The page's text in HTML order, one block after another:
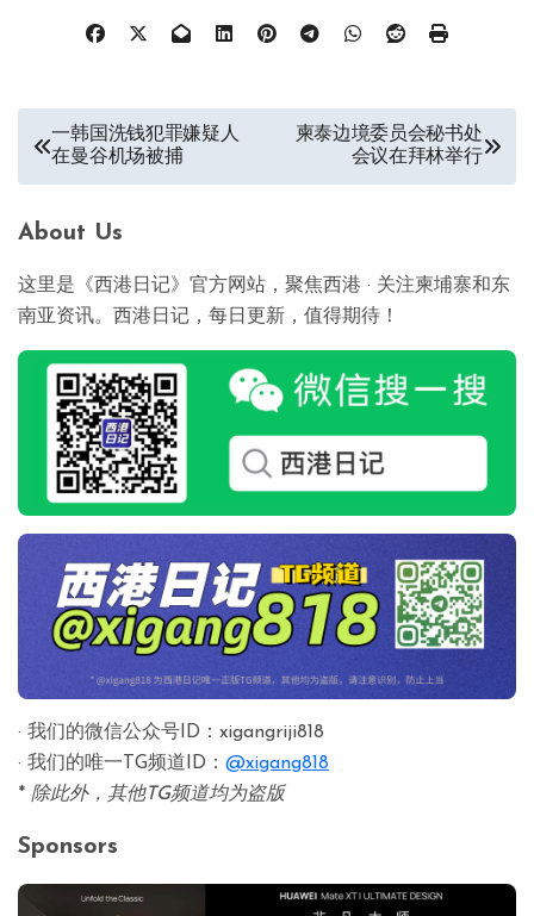
一韩国洗钱犯罪嫌疑人
在曼谷机场被捕
柬泰边境委员会秘书处
会议在拜林举行
About Us
这里是《西港日记》官方网站，聚焦西港 · 关注柬埔寨和东
南亚资讯。西港日记，每日更新，值得期待！
· 我们的微信公众号ID：xigangriji818
· 我们的唯一TG频道ID： @xigang818
* 除此外，其他TG频道均为盗版
Sponsors